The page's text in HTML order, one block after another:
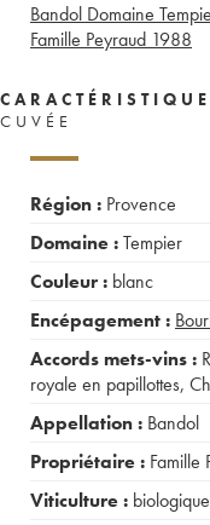
Bandol Domaine
Famille Peyraud 1988
CUVÉE
Région : Provence
Domaine :Tempier
Couleur : blanc
Encépagement :
Accords mets-vins :
royale en papillottes,
Appellation : Bandol
Propriétaire : Famille
Viticulture : biologique